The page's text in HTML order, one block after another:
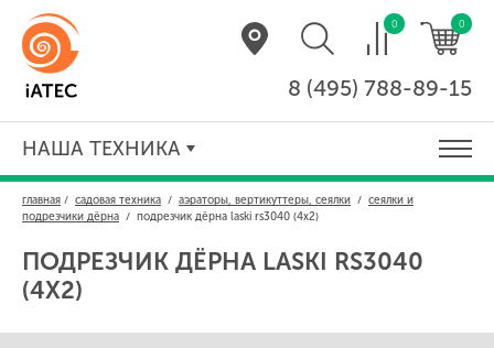
0 0
8 (495) 788-89-15
НАША ТЕХНИКА
главная / садовая техника / аэраторы, вертикуттеры, сеялки / сеялки и
подрезчики дёрна / подрезчик дёрна laski rs3040 (4х2)
ПОДРЕЗЧИК ДЁРНА LASKI RS3040
(4Х2)